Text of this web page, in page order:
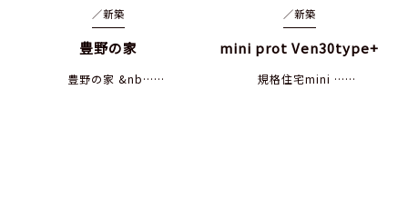
／新築
豊野の家
豊野の家 &nb……
／新築
mini prot Ven30type+
規格住宅mini ……